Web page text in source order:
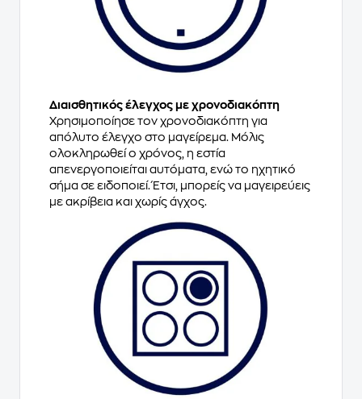
Διαισθητικός έλεγχος με χρονοδιακόπτη
Χρησιμοποίησε τον χρονοδιακόπτη για
απόλυτο έλεγχο στο μαγείρεμα. Μόλις
ολοκληρωθεί ο χρόνος, η εστία
απενεργοποιείται αυτόματα, ενώ το ηχητικό
σήμα σε ειδοποιεί. Έτσι, μπορείς να μαγειρεύεις
με ακρίβεια και χωρίς άγχος.